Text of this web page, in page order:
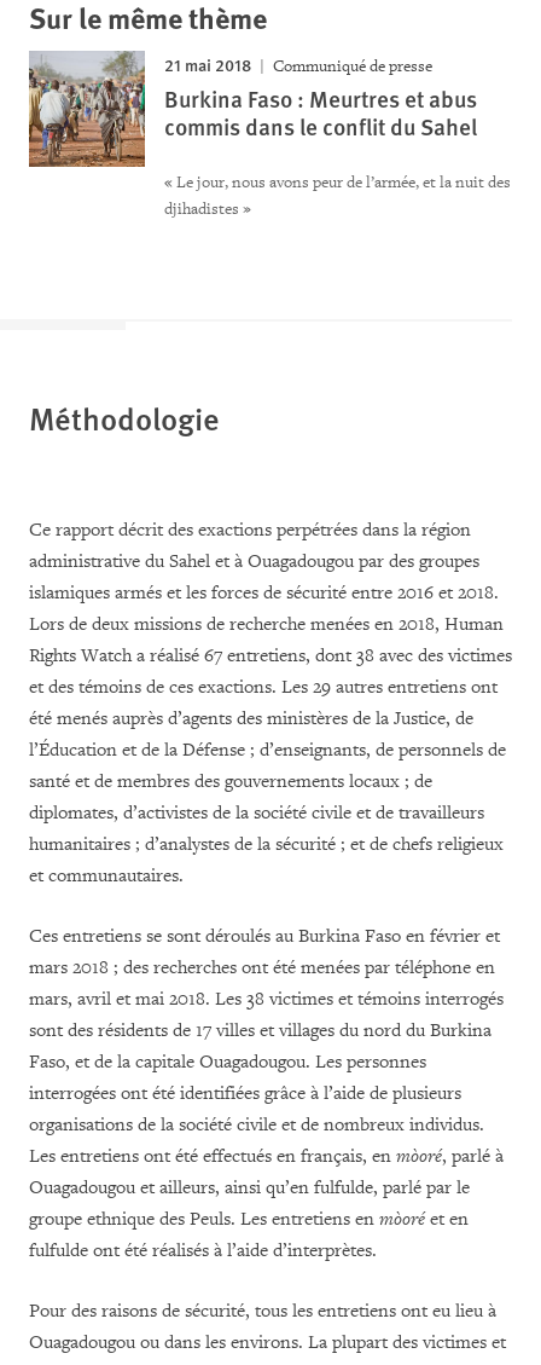
Sur le même thème
21 mai 2018 Communiqué de presse
Burkina Faso : Meurtres et abus
commis dans le conflit du Sahel
« Le jour, nous avons peur de l’armée, et la nuit des
djihadistes »
Méthodologie
Ce rapport décrit des exactions perpétrées dans la région
administrative du Sahel et à Ouagadougou par des groupes
islamiques armés et les forces de sécurité entre 2016 et 2018.
Lors de deux missions de recherche menées en 2018, Human
Rights Watch a réalisé 67 entretiens, dont 38 avec des victimes
et des témoins de ces exactions. Les 29 autres entretiens ont
été menés auprès d’agents des ministères de la Justice, de
l’Éducation et de la Défense ; d’enseignants, de personnels de
santé et de membres des gouvernements locaux ; de
diplomates, d’activistes de la société civile et de travailleurs
humanitaires ; d’analystes de la sécurité ; et de chefs religieux
et communautaires.
Ces entretiens se sont déroulés au Burkina Faso en février et
mars 2018 ; des recherches ont été menées par téléphone en
mars, avril et mai 2018. Les 38 victimes et témoins interrogés
sont des résidents de 17 villes et villages du nord du Burkina
Faso, et de la capitale Ouagadougou. Les personnes
interrogées ont été identifiées grâce à l’aide de plusieurs
organisations de la société civile et de nombreux individus.
Les entretiens ont été effectués en français, en mòoré, parlé à
Ouagadougou et ailleurs, ainsi qu’en fulfulde, parlé par le
groupe ethnique des Peuls. Les entretiens en mòoréet en
fulfulde ont été réalisés à l’aide d’interprètes.
Pour des raisons de sécurité, tous les entretiens ont eu lieu à
Ouagadougou ou dans les environs. La plupart des victimes et